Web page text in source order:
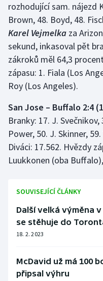
rozhodující sam. nájezd
Brown, 48. Boyd, 48.
Karel Vejmelka za
sekund, inkasoval pět
zákroků měl 64,3
zápasu: 1. Fiala (Los
Roy (Los Angeles).
San Jose – Buffalo 2:4
Branky: 17. J.
Power, 50. J. Skinner,
Diváci: 17.562. Hvězdy
Luukkonen (oba
SOUVISEJÍCÍ ČLÁNKY
Další velká výměna v
se stěhuje do
18. 2. 2023
McDavid už má 100
připsal výhru